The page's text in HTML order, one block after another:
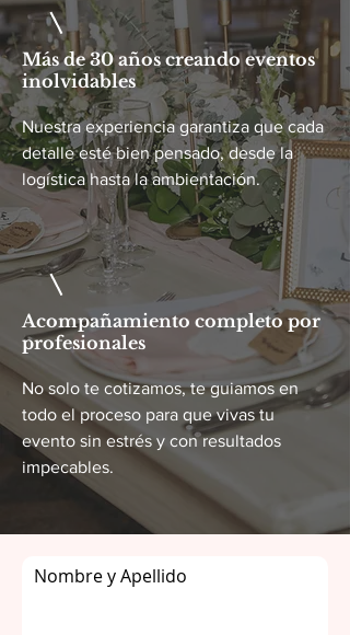
Más de 30 años creando eventos
inolvidables
Nuestra experiencia garantiza que cada
detalle esté bien pensado, desde la
logística hasta la ambientación.
Acompañamiento completo por
profesionales
No solo te cotizamos, te guiamos en
todo el proceso para que vivas tu
evento sin estrés y con resultados
impecables.
Nombre y Apellido